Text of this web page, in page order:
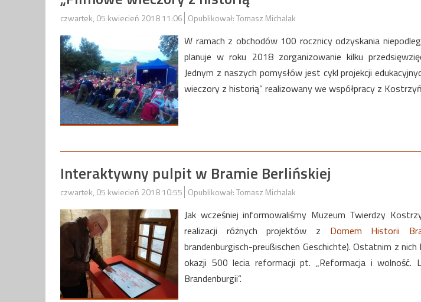
czwartek, 05 kwiecień 2018 11:06 Opublikował: Tomasz Michalak
W ramach z obchodów 100 rocznicy odzyskania
planuje w roku 2018 zorganizowanie kilku
Jednym z naszych pomysłów jest cykl projekcji
wieczory z historią” realizowany we współpracy z
Interaktywny pulpit w Bramie Berlińskiej
czwartek, 05 kwiecień 2018 10:55 Opublikował: Tomasz Michalak
Jak wcześniej informowaliśmy Muzeum Twierdzy
realizacji różnych projektów z Domem Historii
brandenburgisch-preußischen Geschichte). Ostatnim z
okazji 500 lecia reformacji pt. „Reformacja i wolność.
Brandenburgii”.